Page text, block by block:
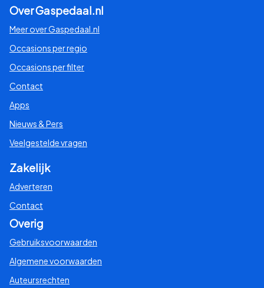
Over Gaspedaal.nl
Meer over Gaspedaal.nl
Occasions per regio
Occasions per filter
Contact
Apps
Nieuws & Pers
Veelgestelde vragen
Zakelijk
Adverteren
Contact
Overig
Gebruiksvoorwaarden
Algemene voorwaarden
Auteursrechten